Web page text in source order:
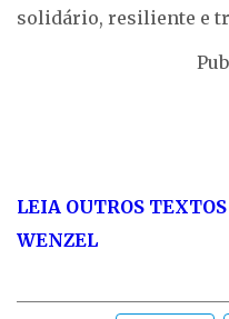
solidário, resiliente e
LEIA OUTROS
WENZEL